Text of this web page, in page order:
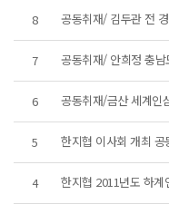
8
공동취재/ 김두관 전
7
공동취재/ 안희정 충
6
공동취재/금산 세계인
5
한지협 이사회 개최 공
4
한지협 2011년도 하계